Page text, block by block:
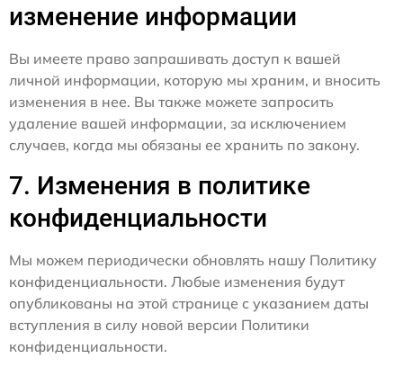
изменение информации
Вы имеете право запрашивать доступ к вашей
личной информации, которую мы храним, и вносить
изменения в нее. Вы также можете запросить
удаление вашей информации, за исключением
случаев, когда мы обязаны ее хранить по закону.
7. Изменения в политике
конфиденциальности
Мы можем периодически обновлять нашу Политику
конфиденциальности. Любые изменения будут
опубликованы на этой странице с указанием даты
вступления в силу новой версии Политики
конфиденциальности.